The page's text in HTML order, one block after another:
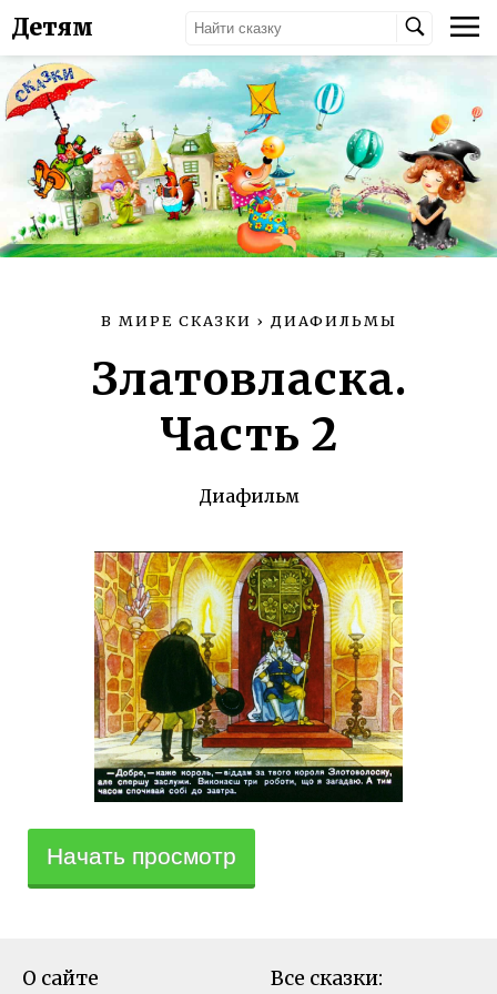
Детям
В МИРЕ СКАЗКИ › ДИАФИЛЬМЫ
Златовласка.
Часть 2
Диафильм
Начать просмотр
О сайте Все сказки: